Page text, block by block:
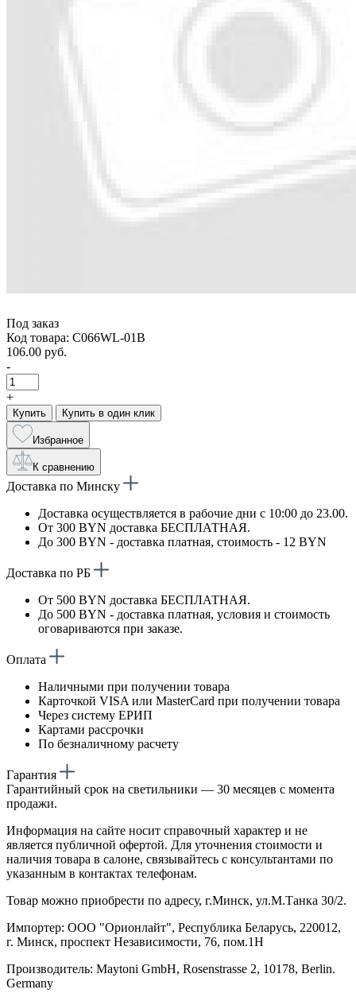
Под заказ
Код товара: C066WL-01B
106.00 руб.
-
+
Купить Купить в один клик
Избранное
К сравнению
Доставка по Минску
Доставка осуществляется в рабочие дни с 10:00 до 23.00.
От 300 BYN доставка БЕСПЛАТНАЯ.
До 300 BYN - доставка платная, стоимость - 12 BYN
Доставка по РБ
От 500 BYN доставка БЕСПЛАТНАЯ.
До 500 BYN - доставка платная, условия и стоимость
оговариваются при заказе.
Оплата
Наличными при получении товара
Карточкой VISA или MasterCard при получении товара
Через систему ЕРИП
Картами рассрочки
По безналичному расчету
Гарантия
Гарантийный срок на светильники — 30 месяцев с момента
продажи.
Информация на сайте носит справочный характер и не
является публичной офертой. Для уточнения стоимости и
наличия товара в салоне, связывайтесь с консультантами по
указанным в контактах телефонам.
Товар можно приобрести по адресу, г.Минск, ул.М.Танка 30/2.
Импортер: ООО "Орионлайт", Республика Беларусь, 220012,
г. Минск, проспект Независимости, 76, пом.1Н
Производитель: Maytoni GmbH, Rosenstrasse 2, 10178, Berlin.
Germany